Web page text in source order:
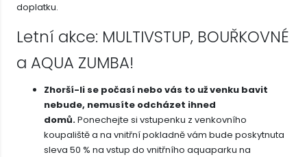
doplatku.
Letní akce: MULTIVSTUP, BOUŘKOVNÉ
a AQUA ZUMBA!
Zhorší-li se počasí nebo vás to už venku bavit
nebude, nemusíte odcházet ihned
domů.Ponechejte si vstupenku z venkovního
koupaliště a na vnitřní pokladně vám bude poskytnuta
sleva 50 % na vstup do vnitřního aquaparku na